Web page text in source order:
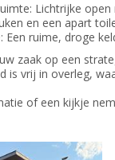
Lichtrijke
en een apart
Een ruime, droge
zaak op een
is vrij in overleg,
of een kijkje